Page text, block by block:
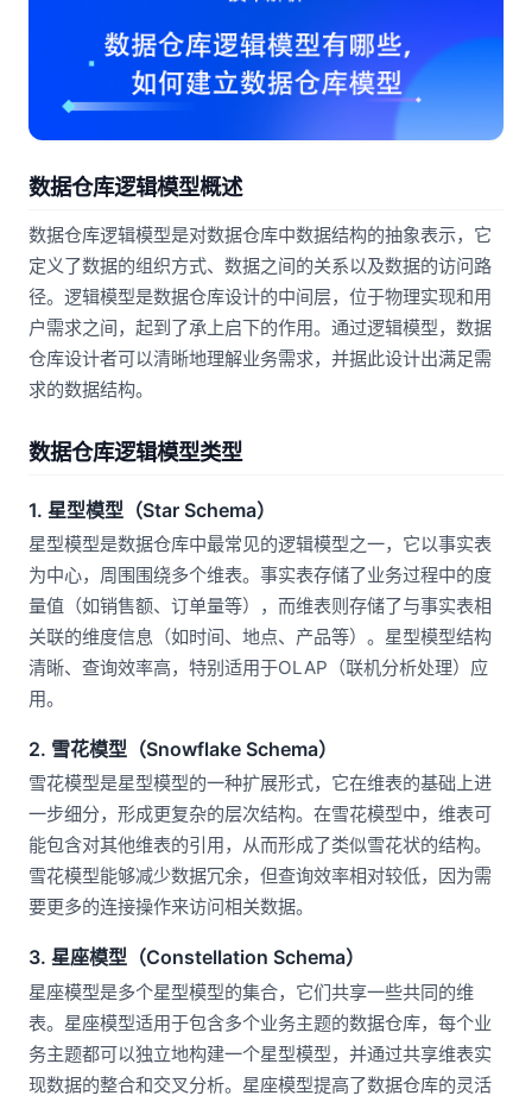
数据仓库逻辑模型概述
数据仓库逻辑模型是对数据仓库中数据结构的抽象表示，它
定义了数据的组织方式、数据之间的关系以及数据的访问路
径。逻辑模型是数据仓库设计的中间层，位于物理实现和用
户需求之间，起到了承上启下的作用。通过逻辑模型，数据
仓库设计者可以清晰地理解业务需求，并据此设计出满足需
求的数据结构。
数据仓库逻辑模型类型
1. 星型模型（Star Schema）
星型模型是数据仓库中最常见的逻辑模型之一，它以事实表
为中心，周围围绕多个维表。事实表存储了业务过程中的度
量值（如销售额、订单量等），而维表则存储了与事实表相
关联的维度信息（如时间、地点、产品等）。星型模型结构
清晰、查询效率高，特别适用于OLAP（联机分析处理）应
用。
2. 雪花模型（Snowflake Schema）
雪花模型是星型模型的一种扩展形式，它在维表的基础上进
一步细分，形成更复杂的层次结构。在雪花模型中，维表可
能包含对其他维表的引用，从而形成了类似雪花状的结构。
雪花模型能够减少数据冗余，但查询效率相对较低，因为需
要更多的连接操作来访问相关数据。
3. 星座模型（Constellation Schema）
星座模型是多个星型模型的集合，它们共享一些共同的维
表。星座模型适用于包含多个业务主题的数据仓库，每个业
务主题都可以独立地构建一个星型模型，并通过共享维表实
现数据的整合和交叉分析。星座模型提高了数据仓库的灵活